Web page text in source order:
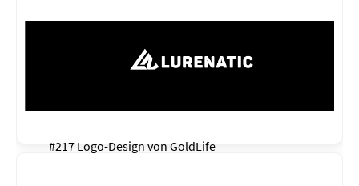
#217 Logo-Design von GoldLife